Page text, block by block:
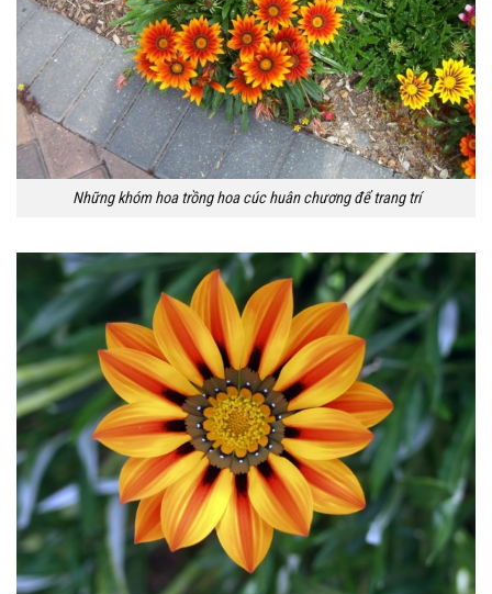
Những khóm hoa trồng hoa cúc huân chương để trang trí